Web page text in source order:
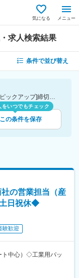
気になる メニュー
求人検索結果
条件で並び替え
[勤務地]青森県 [業種]商社業界 [こだわり条件ピックアップ]締切間近
をいつでもチェック
この条件を保存
の営業担当（産
日祝休◆
験歓迎
ト中心）◇工業用パッ